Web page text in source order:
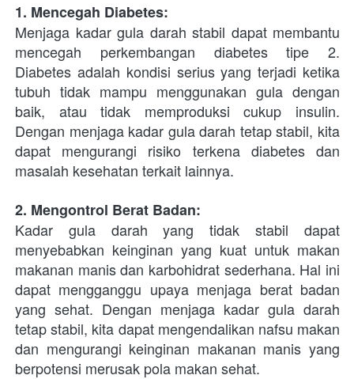
1. Mencegah Diabetes:
Menjaga kadar gula darah stabil dapat membantu
mencegah perkembangan diabetes tipe 2.
Diabetes adalah kondisi serius yang terjadi ketika
tubuh tidak mampu menggunakan gula dengan
baik, atau tidak memproduksi cukup insulin.
Dengan menjaga kadar gula darah tetap stabil, kita
dapat mengurangi risiko terkena diabetes dan
masalah kesehatan terkait lainnya.
2. Mengontrol Berat Badan:
Kadar gula darah yang tidak stabil dapat
menyebabkan keinginan yang kuat untuk makan
makanan manis dan karbohidrat sederhana. Hal ini
dapat mengganggu upaya menjaga berat badan
yang sehat. Dengan menjaga kadar gula darah
tetap stabil, kita dapat mengendalikan nafsu makan
dan mengurangi keinginan makanan manis yang
berpotensi merusak pola makan sehat.